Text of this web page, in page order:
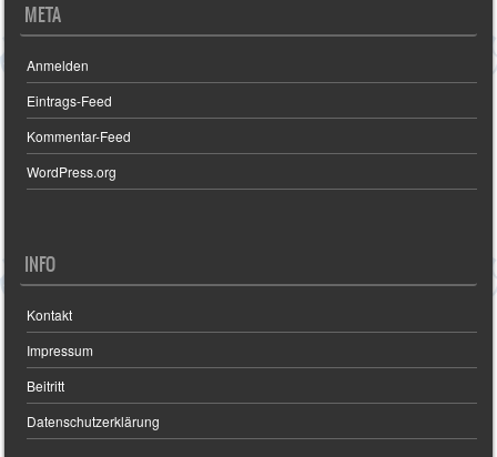
META
Anmelden
Eintrags-Feed
Kommentar-Feed
WordPress.org
INFO
Kontakt
Impressum
Beitritt
Datenschutzerklärung